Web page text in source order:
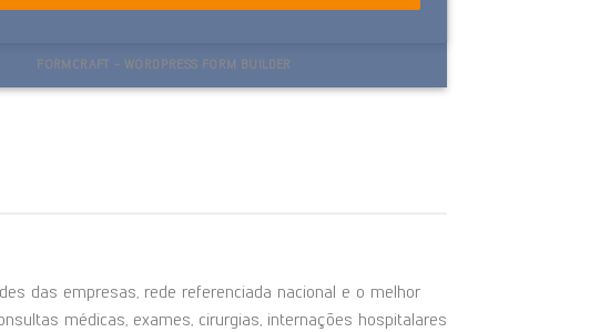
FORMCRAFT - WORDPRESS FORM BUILDER
das empresas, rede referenciada nacional e o melhor
médicas, exames, cirurgias, internações hospitalares